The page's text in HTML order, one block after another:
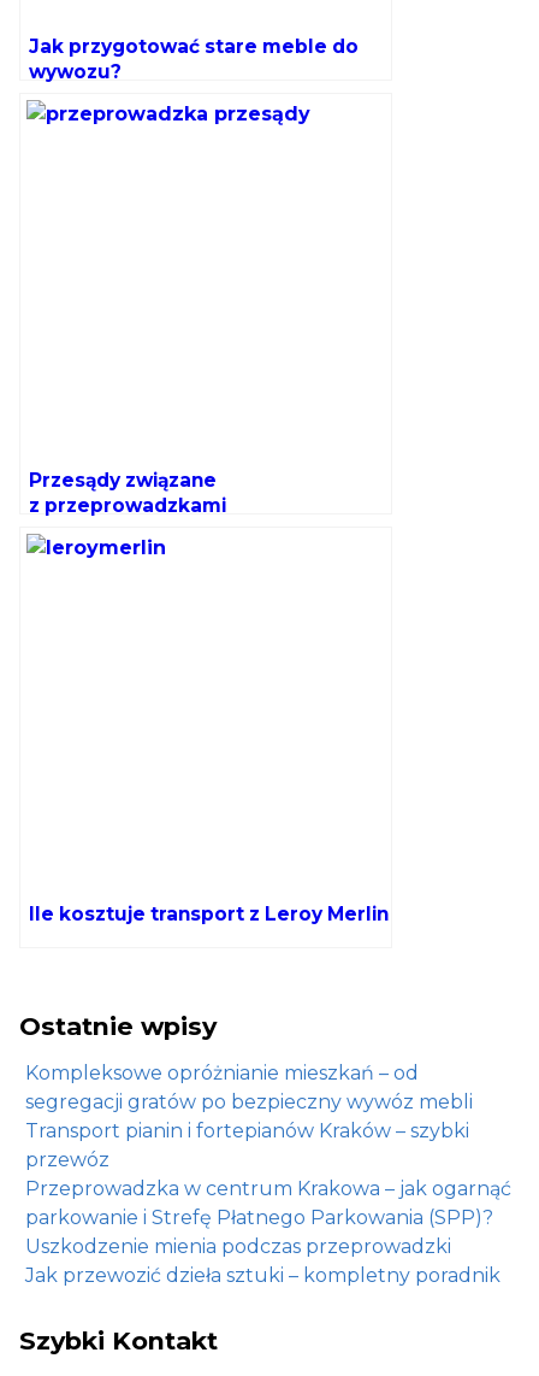
Jak przygotować stare meble do
wywozu?
Przesądy związane
z przeprowadzkami
Ile kosztuje transport z Leroy Merlin
Ostatnie wpisy
Kompleksowe opróżnianie mieszkań – od
segregacji gratów po bezpieczny wywóz mebli
Transport pianin i fortepianów Kraków – szybki
przewóz
Przeprowadzka w centrum Krakowa – jak ogarnąć
parkowanie i Strefę Płatnego Parkowania (SPP)?
Uszkodzenie mienia podczas przeprowadzki
Jak przewozić dzieła sztuki – kompletny poradnik
Szybki Kontakt